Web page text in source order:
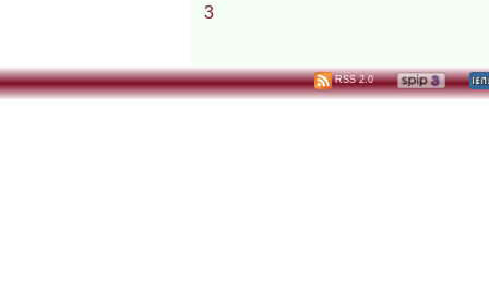
3
RSS 2.0